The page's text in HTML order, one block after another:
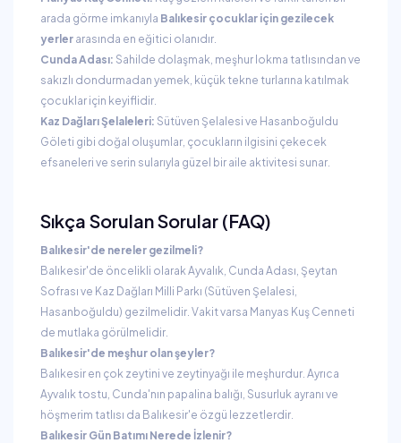
arada görme imkanıyla Balıkesir çocuklar için gezilecek
yerler arasında en eğitici olanıdır.
Cunda Adası: Sahilde dolaşmak, meşhur lokma tatlısından ve
sakızlı dondurmadan yemek, küçük tekne turlarına katılmak
çocuklar için keyiflidir.
Kaz Dağları Şelaleleri: Sütüven Şelalesi ve Hasanboğuldu
Göleti gibi doğal oluşumlar, çocukların ilgisini çekecek
efsaneleri ve serin sularıyla güzel bir aile aktivitesi sunar.
Sıkça Sorulan Sorular (FAQ)
Balıkesir'de nereler gezilmeli?
Balıkesir'de öncelikli olarak Ayvalık, Cunda Adası, Şeytan
Sofrası ve Kaz Dağları Milli Parkı (Sütüven Şelalesi,
Hasanboğuldu) gezilmelidir. Vakit varsa Manyas Kuş Cenneti
de mutlaka görülmelidir.
Balıkesir'de meşhur olan şeyler?
Balıkesir en çok zeytini ve zeytinyağı ile meşhurdur. Ayrıca
Ayvalık tostu, Cunda'nın papalina balığı, Susurluk ayranı ve
höşmerim tatlısı da Balıkesir'e özgü lezzetlerdir.
Balıkesir Gün Batımı Nerede İzlenir?